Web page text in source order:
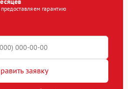
гарантию
заявку